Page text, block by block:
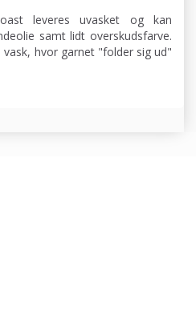
leveres uvasket og kan
samt lidt overskudsfarve.
hvor garnet "folder sig ud"